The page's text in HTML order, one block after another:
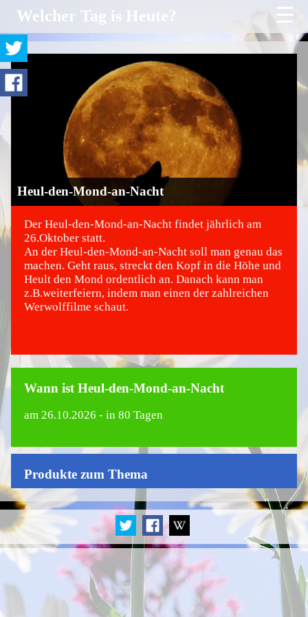
Welcher Tag is Heute? ☰
Heul-den-Mond-an-Nacht
©
Der Heul-den-Mond-an-Nacht findet jährlich am
26.Oktober statt.
An der Heul-den-Mond-an-Nacht soll man genau das
machen. Geht raus, streckt den Kopf in die Höhe und
Heult den Mond ordentlich an. Danach kann man
z.B.weiterfeiern, indem man einen der zahlreichen
Werwolffilme schaut.
Wann ist Heul-den-Mond-an-Nacht
am 26.10.2026 - in 80 Tagen
Produkte zum Thema